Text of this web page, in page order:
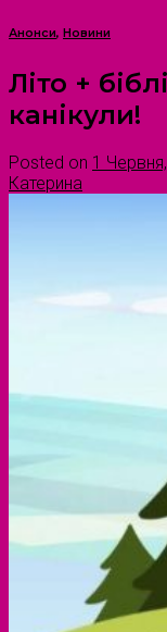
Анонси, Новини
Літо +
канікули!
Posted on 1
Катерина